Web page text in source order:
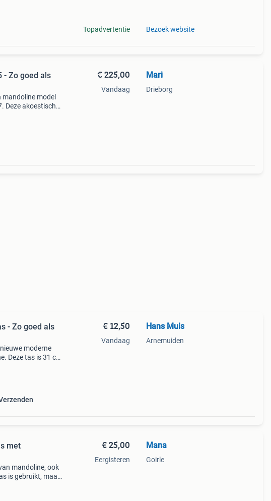
Topadvertentie Bezoek website
- Zo goed als
model
Deze akoestische
€ 225,00
Vandaag
Mari
Drieborg
- Zo goed als
moderne
Deze tas is 31 cm
€ 12,50
Vandaag
Hans Muis
Arnemuiden
met
mandoline, ook
is gebruikt, maar
€ 25,00
Eergisteren
Mana
Goirle